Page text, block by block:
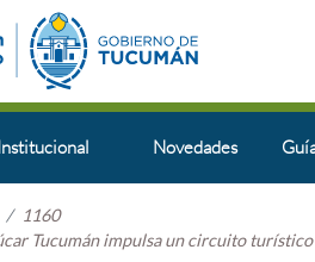
Novedades
1160
Tucumán impulsa un circuito